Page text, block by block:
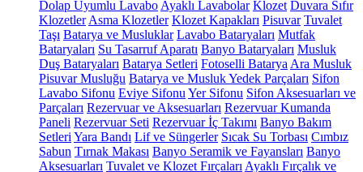
Dolap Uyumlu Lavabo Ayaklı Lavabolar Klozet Duvara Sıfır
Klozetler Asma Klozetler Klozet Kapakları Pisuvar Tuvalet
Taşı Batarya ve Musluklar Lavabo Bataryaları Mutfak
Bataryaları Su Tasarruf Aparatı Banyo Bataryaları Musluk
Duş Bataryaları Batarya Setleri Fotoselli Batarya Ara Musluk
Pisuvar Musluğu Batarya ve Musluk Yedek Parçaları Sifon
Lavabo Sifonu Eviye Sifonu Yer Sifonu Sifon Aksesuarları ve
Parçaları Rezervuar ve Aksesuarları Rezervuar Kumanda
Paneli Rezervuar Seti Rezervuar İç Takımı Banyo Bakım
Setleri Yara Bandı Lif ve Süngerler Sıcak Su Torbası Cımbız
Sabun Tırnak Makası Banyo Seramik ve Fayansları Banyo
Aksesuarları Tuvalet ve Klozet Fırçaları Ayaklı Fırçalık ve